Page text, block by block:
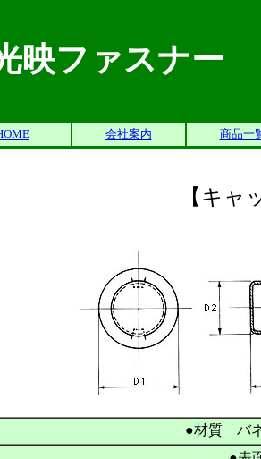
映ファスナー
会社案内 商品一
【キャ
●材質 バ